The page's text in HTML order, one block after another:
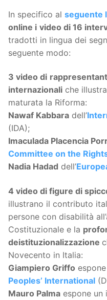
In specifico al seguente
online i video di 16
tradotti in lingua dei
seguente modo:
3 video di
internazionali che
maturata la Riforma:
Nawaf Kabbara dell’
(IDA);
Imaculada Placencia
Committee on the
Nadia Hadad dell’
4 video di figure di
illustrano il contributo
persone con disabilità
Costituzionale e la
deistituzionalizzazione
Novecento in Italia:
Giampiero Griffo
Peoples’ International
Mauro Palma espone